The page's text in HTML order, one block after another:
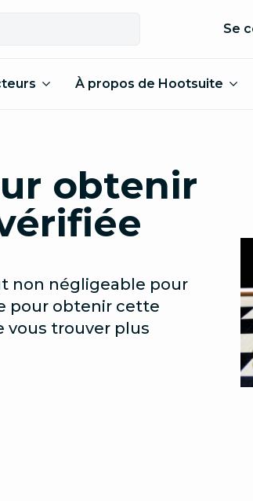
Se
À propos de Hootsuite
obtenir
non négligeable pour
pour obtenir cette
trouver plus